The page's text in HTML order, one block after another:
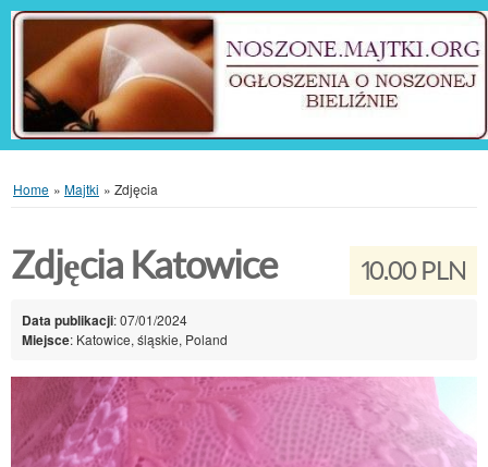
Home » Majtki » Zdjęcia
10.00 PLN
Zdjęcia Katowice
Data publikacji: 07/01/2024
Miejsce: Katowice, śląskie, Poland